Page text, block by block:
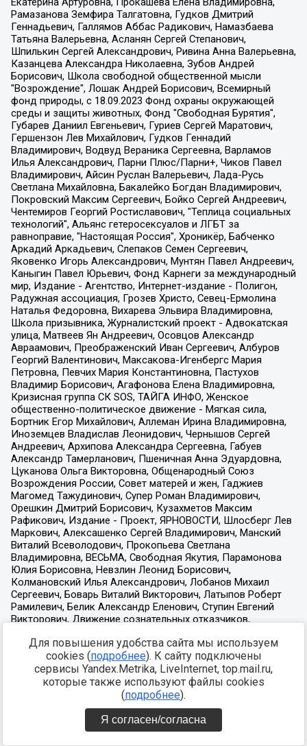
Для повышения удобства сайта мы используем
cookies (подробнее). К сайту подключены
сервисы Yandex.Metrika, LiveInternet, top.mail.ru,
которые также используют файлы cookies
(подробнее).
Я согласен/согласна